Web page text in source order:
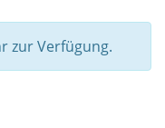
zur Verfügung.